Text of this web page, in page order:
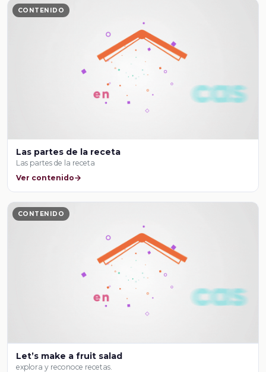
CONTENIDO
Las partes de la receta
Las partes de la receta
Ver contenido
CONTENIDO
Let’s make a fruit salad
explora y reconoce recetas.